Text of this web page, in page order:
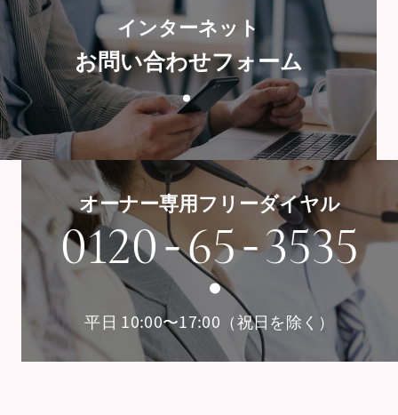
インターネット
お問い合わせフォーム
オーナー専用フリーダイヤル
0120-65-3535
平日 10:00〜17:00（祝日を除く）